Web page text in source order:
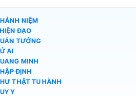
NIỆM
ĐẠO
TƯỞNG
AI
MINH
ĐỊNH
THẬT TU HÀNH
Y